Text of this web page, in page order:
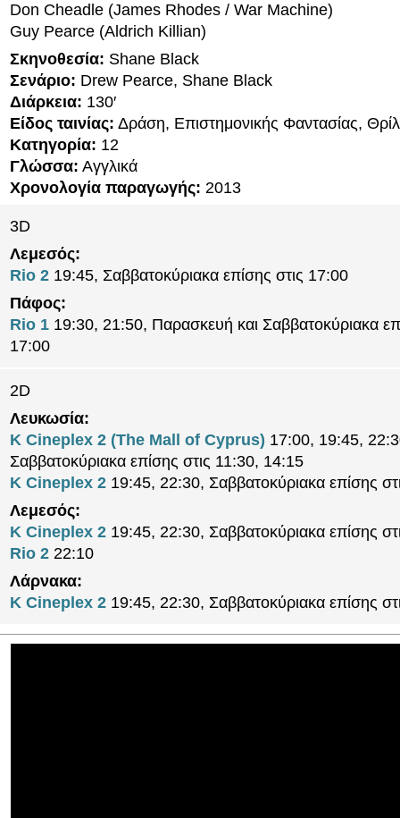
Don Cheadle (James Rhodes / War Machine)
Guy Pearce (Aldrich Killian)
Σκηνοθεσία: Shane Black
Σενάριο: Drew Pearce, Shane Black
Διάρκεια: 130′
Είδος ταινίας: Δράση, Επιστημονικής Φαντασίας,
Κατηγορία: 12
Γλώσσα: Αγγλικά
Χρονολογία παραγωγής: 2013
3D
Λεμεσός:
Rio 2 19:45, Σαββατοκύριακα επίσης στις 17:00
Πάφος:
Rio 1 19:30, 21:50, Παρασκευή και Σαββατοκύριακα
17:00
2D
Λευκωσία:
K Cineplex 2 (The Mall of Cyprus) 17:00, 19:45,
Σαββατοκύριακα επίσης στις 11:30, 14:15
K Cineplex 2 19:45, 22:30, Σαββατοκύριακα επίσης
Λεμεσός:
K Cineplex 2 19:45, 22:30, Σαββατοκύριακα επίσης
Rio 2 22:10
Λάρνακα:
K Cineplex 2 19:45, 22:30, Σαββατοκύριακα επίσης